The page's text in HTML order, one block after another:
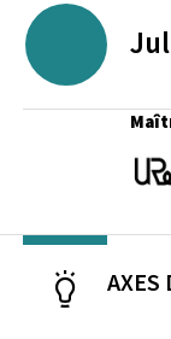
Laboratoire / équipe
AXES